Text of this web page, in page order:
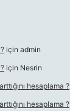
için admin
için Nesrin
hesaplama ?
hesaplama ?